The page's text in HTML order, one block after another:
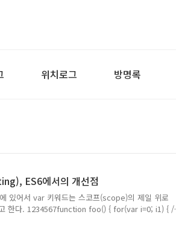
위치로그 방명록
ES6에서의 개선점
있어서 var 키워드는 스코프(scope)의 제일 위로
한다. 1234567function foo() { for(var i=0; i1) { //
: " + customer); Colored by Color Scriptercs
출력결과가 둘다 Joe 가 된다. 하지만 주석을 해제